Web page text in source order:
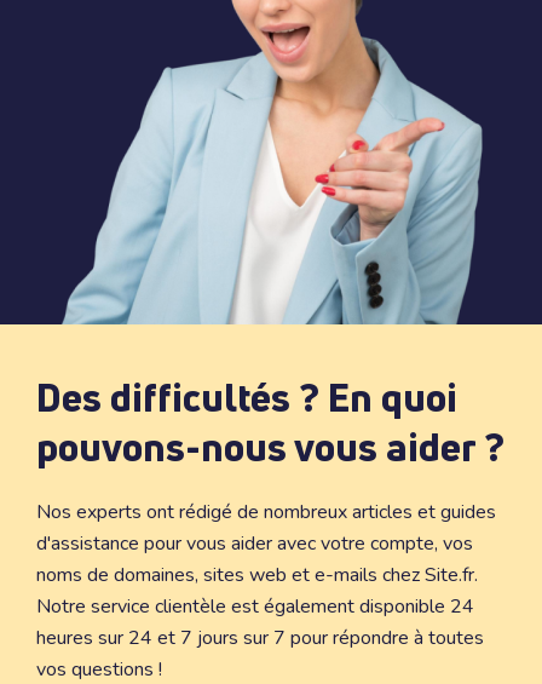
Des difficultés ? En quoi
pouvons-nous vous aider ?
Nos experts ont rédigé de nombreux articles et guides
d'assistance pour vous aider avec votre compte, vos
noms de domaines, sites web et e-mails chez Site.fr.
Notre service clientèle est également disponible 24
heures sur 24 et 7 jours sur 7 pour répondre à toutes
vos questions !